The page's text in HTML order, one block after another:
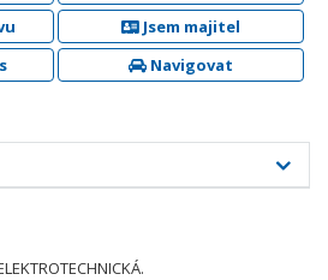
Jsem majitel
Navigovat